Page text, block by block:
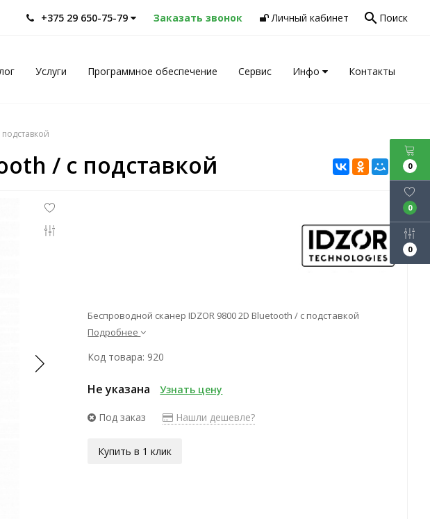
+375 29 650-75-79 Заказать звонок Личный кабинет search Поиск
Услуги Программное обеспечение Сервис Инфо Контакты
/ c подставкой 0
0
0
Беспроводной сканер IDZOR 9800 2D Bluetooth / c подставкой
Подробнее
Код товара: 920
Не указана Узнать цену
Под заказ Нашли дешевле?
Купить в 1 клик